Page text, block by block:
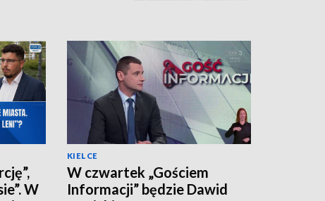
W
KIELCE
W czwartek „Gościem
Informacji” będzie Dawid